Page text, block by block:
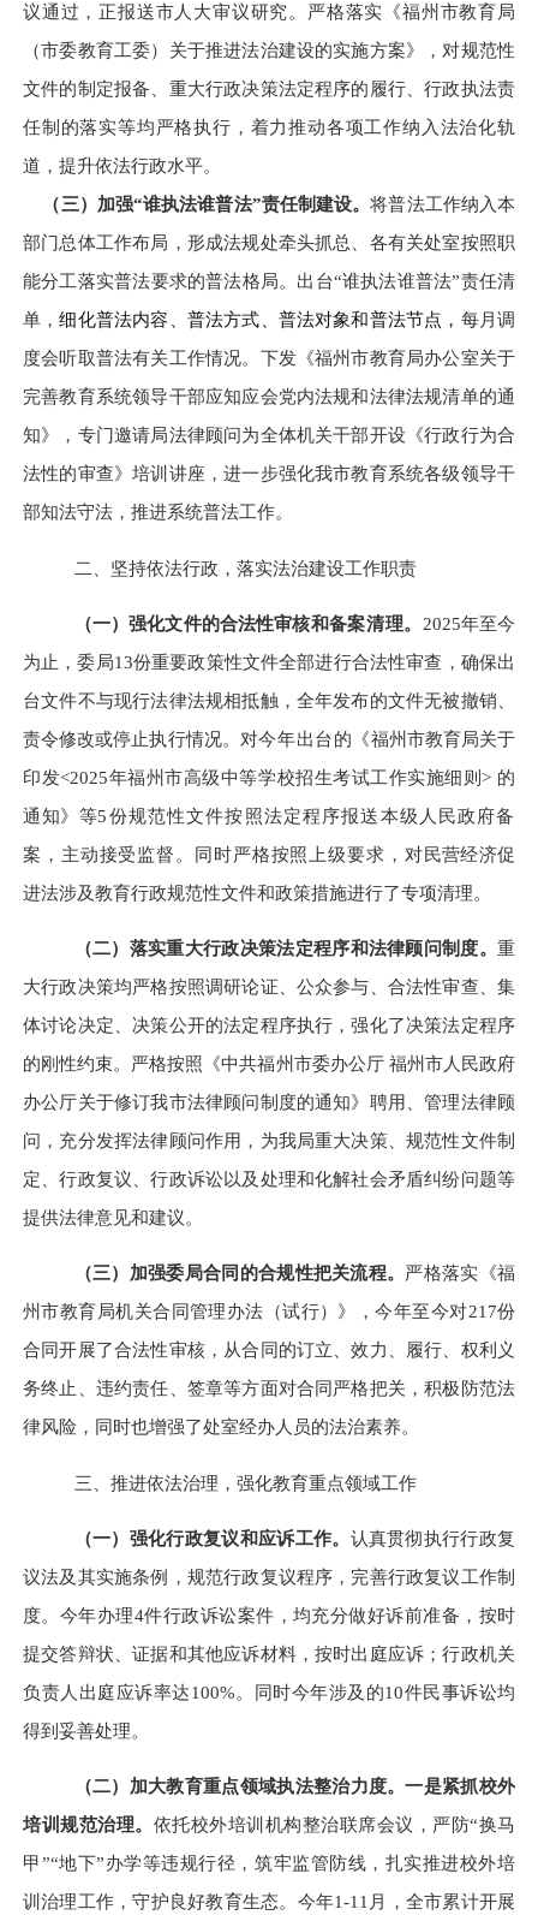
议通过，正报送市人大审议研究。 严格落实《福州市教育局
（市委教育工委）关于推进法治建设的实施方案》，对规范性
文件的制定报备、重大行政决策法定程序的履行、行政执法责
任制的落实等均严格执行， 着力推动各项工作纳入法治化轨
道 ，提升依法行政水平。
（三） 加强“谁执法谁普法”责任制建设。将普法工作纳入本
部门总体工作布局，形成法规处牵头抓总、各有关处室按照职
能分工落实普法要求的普法格局。 出台“谁执法谁普法”责任清
单，细化普法内容、普法方式、普法对象和普法节点 ， 每月调
度会听取普法有关工作情况。 下发《福州市教育局办公室关于
完善教育系统领导干部应知应会党内法规和法律法规清单的通
知》， 专门邀请局法律顾问为全体机关干部开设《行政行为合
法性的审查》培训讲座，进一步强化我市教育系统各级领导干
部知法守法，推进系统普法工作。
二、 坚持依法行政，落实法治建设工作职责
（一）强化文件的合法性审核和备案清理。 2025年至今
为止，委局13份重要政策性文件全部进行合法性审查，确保出
台文件不与现行法律法规相抵触，全年发布的文件无被撤销、
责令修改或停止执行情况。 对今年出台的 《福州市教育局关于
印发<2025年福州市高级中等学校招生考试工作实施细则> 的
通知》 等5份规范性文件按照法定程序报送本级人民政府备
案，主动接受监督。 同时严格按照上级要求，对民营经济促
进法涉及教育行政规范性文件和政策措施进行了专项清理。
（二） 落实重大行政决策法定程序和法律顾问制度。重
大行政决策均严格按照调研论证、公众参与、合法性审查、集
体讨论决定、决策公开的法定程序执行，强化了决策法定程序
的刚性约束。严格按照《中共福州市委办公厅 福州市人民政府
办公厅关于修订我市法律顾问制度的通知》聘用、管理法律顾
问，充分发挥法律顾问作用，为我局重大决策、规范性文件制
定、行政复议、行政诉讼以及处理和化解社会矛盾纠纷问题等
提供法律意见和建议。
（三）加强委局合同的合规性把关流程。 严格落实《福
州市教育局机关合同管理办法（试行）》，今年至今对217份
合同开展了合法性审核，从合同的订立、效力、履行、权利义
务终止、违约责任、签章等方面对合同严格把关，积极防范法
律风险，同时也增强了处室经办人员的法治素养。
三、 推进依法治理，强化教育重点领域工作
（一） 强化行政复议和应诉工作。 认真贯彻执行行政复
议法及其实施条例，规范行政复议程序，完善行政复议工作制
度。今年办理4件行政诉讼案件 ， 均充分做好诉前准备，按时
提交答辩状、证据和其他应诉材料，按时出庭应诉；行政机关
负责人出庭应诉率达100%。同时今年涉及的10件民事诉讼均
得到妥善处理。
（二） 加大教育重点领域执法整治力度。一是紧抓校外
培训规范治理。 依托校外培训机构整治联席会议，严防“换马
甲”“地下”办学等违规行径，筑牢监管防线，扎实推进校外培
训治理工作，守护良好教育生态。 今年1-11月，全市累计开展